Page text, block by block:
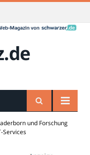
und Forschung
Services